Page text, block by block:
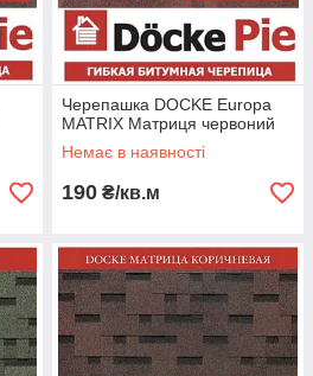
Черепашка DOCKE Europa
MATRIX Матриця червоний
Немає в наявності
190 ₴/кв.м